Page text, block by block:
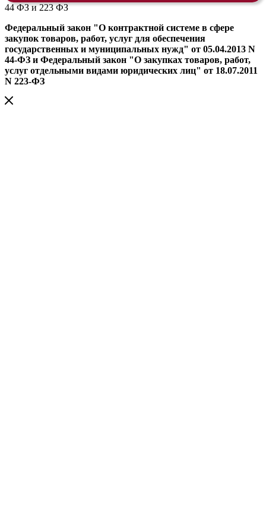
44 ФЗ и 223 ФЗ
Федеральный закон "О контрактной системе в сфере
закупок товаров, работ, услуг для обеспечения
государственных и муниципальных нужд" от 05.04.2013 N
44-ФЗ и Федеральный закон "О закупках товаров, работ,
услуг отдельными видами юридических лиц" от 18.07.2011
N 223-ФЗ